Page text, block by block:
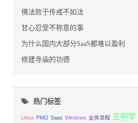
佛法败于传戒不如法
甘心忍受不称意的事
为什么国内大部分SaaS都难以盈利
修建寺庙的功德
热门标签
Linux PMO Saas Windows 业务流程 五明学